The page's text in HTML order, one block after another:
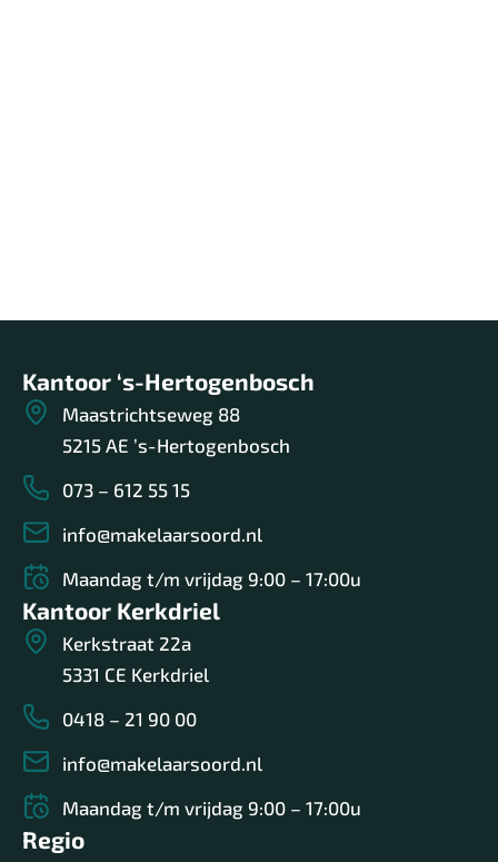
Kantoor ‘s-Hertogenbosch
Maastrichtseweg 88
5215 AE ’s-Hertogenbosch
073 – 612 55 15
info@makelaarsoord.nl
Maandag t/m vrijdag 9:00 – 17:00u
Kantoor Kerkdriel
Kerkstraat 22a
5331 CE Kerkdriel
0418 – 21 90 00
info@makelaarsoord.nl
Maandag t/m vrijdag 9:00 – 17:00u
Regio